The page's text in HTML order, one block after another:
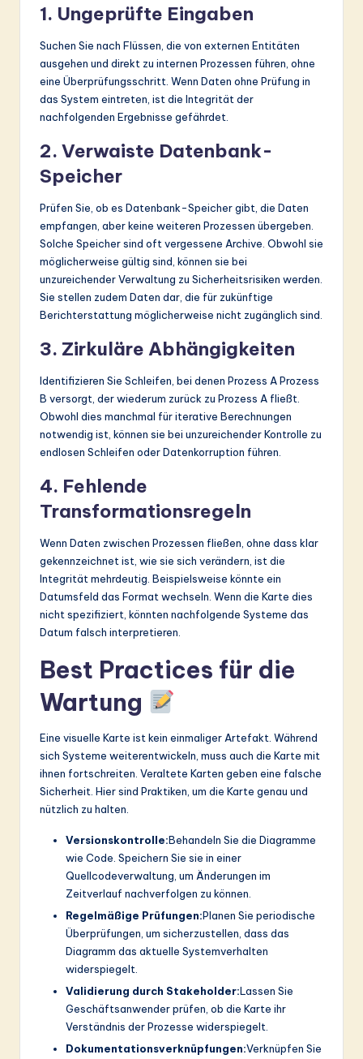
1. Ungeprüfte Eingaben
Suchen Sie nach Flüssen, die von externen Entitäten
ausgehen und direkt zu internen Prozessen führen, ohne
eine Überprüfungsschritt. Wenn Daten ohne Prüfung in
das System eintreten, ist die Integrität der
nachfolgenden Ergebnisse gefährdet.
2. Verwaiste Datenbank-
Speicher
Prüfen Sie, ob es Datenbank-Speicher gibt, die Daten
empfangen, aber keine weiteren Prozessen übergeben.
Solche Speicher sind oft vergessene Archive. Obwohl sie
möglicherweise gültig sind, können sie bei
unzureichender Verwaltung zu Sicherheitsrisiken werden.
Sie stellen zudem Daten dar, die für zukünftige
Berichterstattung möglicherweise nicht zugänglich sind.
3. Zirkuläre Abhängigkeiten
Identifizieren Sie Schleifen, bei denen Prozess A Prozess
B versorgt, der wiederum zurück zu Prozess A fließt.
Obwohl dies manchmal für iterative Berechnungen
notwendig ist, können sie bei unzureichender Kontrolle zu
endlosen Schleifen oder Datenkorruption führen.
4. Fehlende
Transformationsregeln
Wenn Daten zwischen Prozessen fließen, ohne dass klar
gekennzeichnet ist, wie sie sich verändern, ist die
Integrität mehrdeutig. Beispielsweise könnte ein
Datumsfeld das Format wechseln. Wenn die Karte dies
nicht spezifiziert, könnten nachfolgende Systeme das
Datum falsch interpretieren.
Best Practices für die
Wartung
Eine visuelle Karte ist kein einmaliger Artefakt. Während
sich Systeme weiterentwickeln, muss auch die Karte mit
ihnen fortschreiten. Veraltete Karten geben eine falsche
Sicherheit. Hier sind Praktiken, um die Karte genau und
nützlich zu halten.
Versionskontrolle:Behandeln Sie die Diagramme
wie Code. Speichern Sie sie in einer
Quellcodeverwaltung, um Änderungen im
Zeitverlauf nachverfolgen zu können.
Regelmäßige Prüfungen:Planen Sie periodische
Überprüfungen, um sicherzustellen, dass das
Diagramm das aktuelle Systemverhalten
widerspiegelt.
Validierung durch Stakeholder:Lassen Sie
Geschäftsanwender prüfen, ob die Karte ihr
Verständnis der Prozesse widerspiegelt.
Dokumentationsverknüpfungen:Verknüpfen Sie